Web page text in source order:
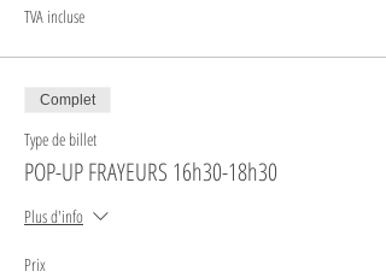
TVA incluse
Complet
Type de billet
POP-UP FRAYEURS 16h30-18h30
Plus d'info
Prix